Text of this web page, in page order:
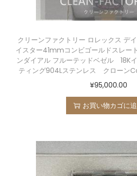
クリーンファクトリー ロレックス デ
イスター41mmコンビゴールドスレー
ンダイアル フルーテッドベゼル 18K
ティング904Lステンレス クローン
¥95,000.00
お買い物カゴに